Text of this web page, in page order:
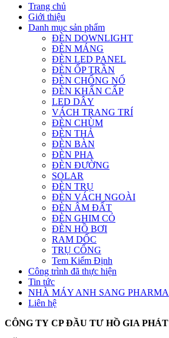
Trang chủ
Giới thiệu
Danh mục sản phẩm
ĐÈN DOWNLIGHT
ĐÈN MÁNG
ĐÈN LED PANEL
ĐÈN ỐP TRẦN
ĐÈN CHỐNG NỔ
ĐÈN KHẨN CẤP
LED DÂY
VÁCH TRANG TRÍ
ĐÈN CHÙM
ĐÈN THẢ
ĐÈN BÀN
ĐÈN PHA
ĐÈN ĐƯỜNG
SOLAR
ĐÈN TRỤ
ĐÈN VÁCH NGOÀI
ĐÈN ÂM ĐẤT
ĐÈN GHIM CỎ
ĐÈN HỒ BƠI
RAM DỐC
TRỤ CỔNG
Tem Kiểm Định
Công trình đã thực hiện
Tin tức
NHÀ MÁY ANH SANG PHARMA
Liên hệ
CÔNG TY CP ĐẦU TƯ HỒ GIA PHÁT